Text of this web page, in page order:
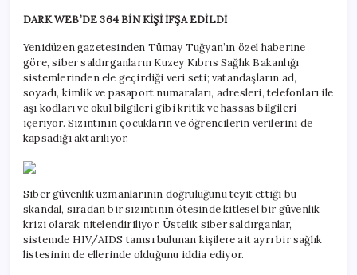
DARK WEB’DE 364 BİN KİŞİ İFŞA EDİLDİ
Yenidüzen gazetesinden Tümay Tuğyan’ın özel haberine
göre, siber saldırganların Kuzey Kıbrıs Sağlık Bakanlığı
sistemlerinden ele geçirdiği veri seti; vatandaşların ad,
soyadı, kimlik ve pasaport numaraları, adresleri, telefonları ile
aşı kodları ve okul bilgileri gibi kritik ve hassas bilgileri
içeriyor. Sızıntının çocukların ve öğrencilerin verilerini de
kapsadığı aktarılıyor.
Siber güvenlik uzmanlarının doğruluğunu teyit ettiği bu
skandal, sıradan bir sızıntının ötesinde kitlesel bir güvenlik
krizi olarak nitelendiriliyor. Üstelik siber saldırganlar,
sistemde HIV/AIDS tanısı bulunan kişilere ait ayrı bir sağlık
listesinin de ellerinde olduğunu iddia ediyor.